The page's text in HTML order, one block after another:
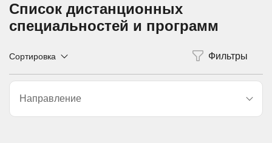
Список дистанционных
специальностей и программ
Направление
Сортировка